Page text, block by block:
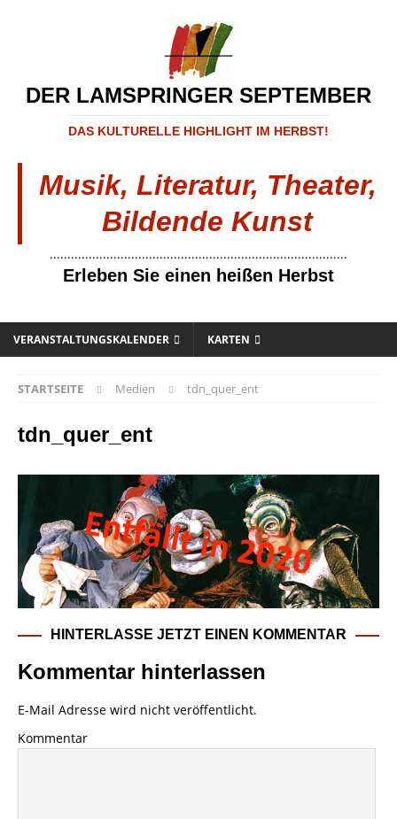
DER LAMSPRINGER SEPTEMBER
DAS KULTURELLE HIGHLIGHT IM HERBST!
Musik, Literatur, Theater,
Bildende Kunst
....................................................................................
Erleben Sie einen heißen Herbst
VERANSTALTUNGSKALENDER KARTEN
STARTSEITE Medien tdn_quer_ent
tdn_quer_ent
HINTERLASSE JETZT EINEN KOMMENTAR
Kommentar hinterlassen
E-Mail Adresse wird nicht veröffentlicht.
Kommentar